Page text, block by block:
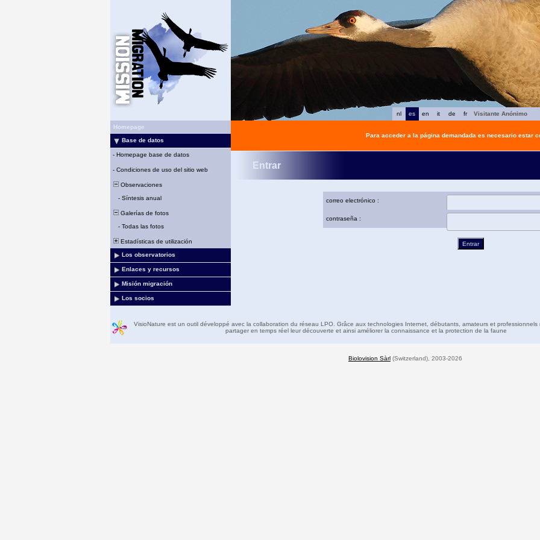
fr
de
it
en
es
nl
Visitante Anónimo
Homepage
Base de datos
- Homepage base de datos
- Condiciones de uso del sitio web
Observaciones
- Síntesis anual
Galerías de fotos
- Todas las fotos
Estadísticas de utilización
Los observatorios
Enlaces y recursos
Misión migración
Los socios
Para acceder a la página demandada es necesario estar
Entrar
correo electrónico :
contraseña :
VisioNature est un outil développé avec la collaboration du réseau LPO. Grâce aux technologies Internet, débutants, amateurs et professionnels
partager en temps réel leur découverte et ainsi améliorer la connaissance et la protection de la faune
Biolovision Sàrl (Switzerland), 2003-2026